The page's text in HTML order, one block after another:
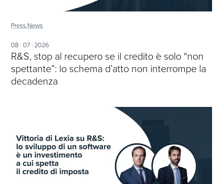
Press,News
08 · 07 · 2026
R&S, stop al recupero se il credito è solo “non
spettante”: lo schema d’atto non interrompe la
decadenza